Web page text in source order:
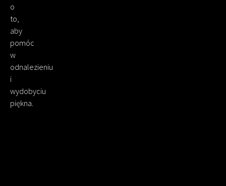
o
to,
aby
pomóc
w
odnalezieniu
i
wydobyciu
piękna.